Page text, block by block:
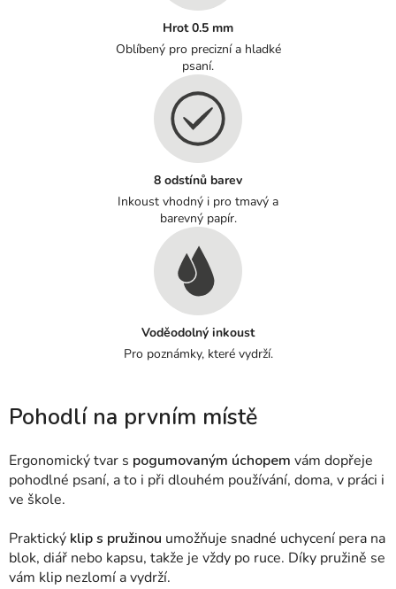
Hrot 0.5 mm
Oblíbený pro precizní a hladké
psaní.
8 odstínů barev
Inkoust vhodný i pro tmavý a
barevný papír.
Voděodolný inkoust
Pro poznámky, které vydrží.
Pohodlí na prvním místě
Ergonomický tvar s pogumovaným úchopem vám dopřeje
pohodlné psaní, a to i při dlouhém používání, doma, v práci i
ve škole.
Praktický klip s pružinou umožňuje snadné uchycení pera na
blok, diář nebo kapsu, takže je vždy po ruce. Díky pružině se
vám klip nezlomí a vydrží.